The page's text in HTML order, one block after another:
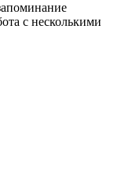
с несколькими